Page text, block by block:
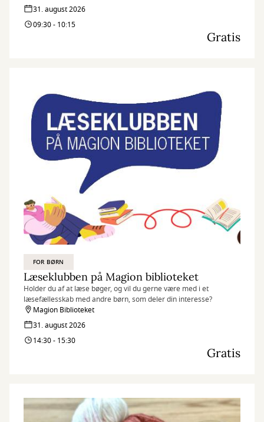
31. august 2026
09:30 - 10:15
Gratis
FOR BØRN
Læseklubben på Magion biblioteket
Holder du af at læse bøger, og vil du gerne være med i et
læsefællesskab med andre børn, som deler din interesse?
Magion Biblioteket
31. august 2026
14:30 - 15:30
Gratis